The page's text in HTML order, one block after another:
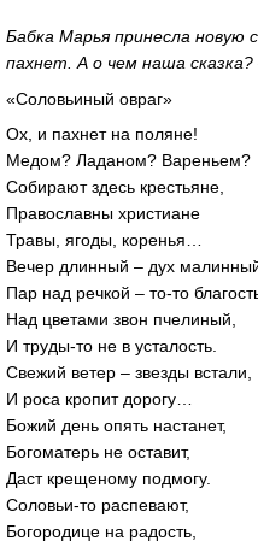
Бабка Марья принесла новую
пахнет. А о чем наша
«Соловьиный овраг»
Ох, и пахнет на поляне!
Медом? Ладаном? Вареньем?
Собирают здесь крестьяне,
Православны христиане
Травы, ягоды, коренья…
Вечер длинный – дух
Пар над речкой – то-то
Над цветами звон пчелиный,
И труды-то не в усталость.
Свежий ветер – звезды встали,
И роса кропит дорогу…
Божий день опять настанет,
Богоматерь не оставит,
Даст крещеному подмогу.
Соловьи-то распевают,
Богородице на радость,